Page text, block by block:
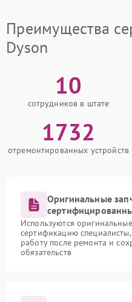
Преимущества
Dyson
10
сотрудников в штате
1732
отремонтированных устройств
Оригинальные
Используются
сертификацию
работу после ремонта и
обязательств